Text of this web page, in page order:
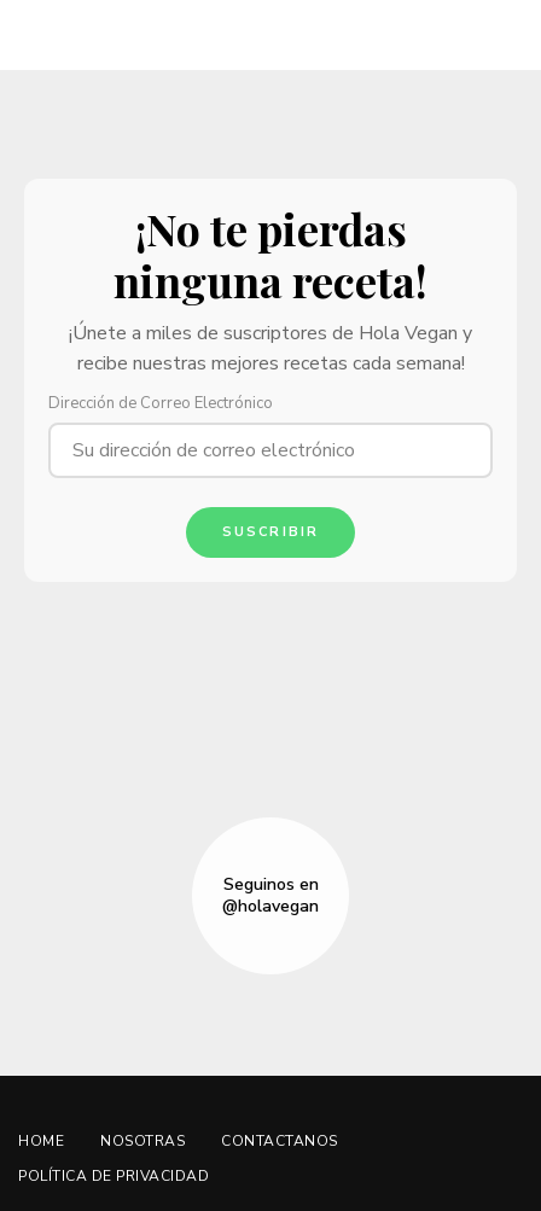
¡No te pierdas
ninguna receta!
¡Únete a miles de suscriptores de Hola Vegan y
recibe nuestras mejores recetas cada semana!
Dirección de Correo Electrónico
SUSCRIBIR
Seguinos en
@holavegan
HOME NOSOTRAS
CONTACTANOS
POLÍTICA DE PRIVACIDAD